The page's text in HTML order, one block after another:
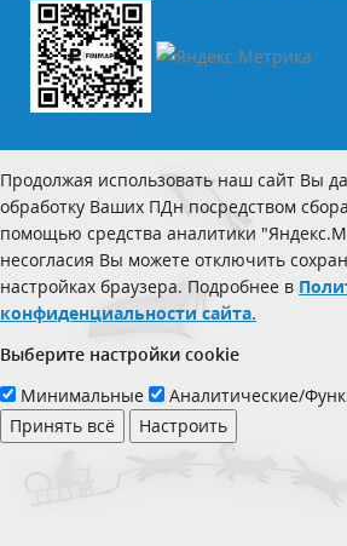
Продолжая использовать наш сайт Вы
обработку Ваших ПДн посредством
помощью средства аналитики
несогласия Вы можете отключить
настройках браузера. Подробнее в
конфиденциальности сайта.
Выберите настройки cookie
Минимальные
Аналитические/
Принять всё
Настроить